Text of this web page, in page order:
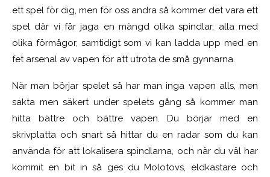
ett spel för dig, men för oss andra så kommer det vara ett
spel där vi får jaga en mängd olika spindlar, alla med
olika förmågor, samtidigt som vi kan ladda upp med en
fet arsenal av vapen för att utrota de små gynnarna.
När man börjar spelet så har man inga vapen alls, men
sakta men säkert under spelets gång så kommer man
hitta bättre och bättre vapen. Du börjar med en
skrivplatta och snart så hittar du en radar som du kan
använda för att lokalisera spindlarna, och när du väl har
kommit en bit in så ges du Molotovs, eldkastare och